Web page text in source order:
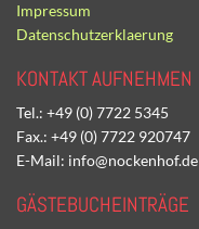
Impressum
Datenschutzerklaerung
KONTAKT AUFNEHMEN
Tel.: +49 (0) 7722 5345
Fax.: +49 (0) 7722 920747
E-Mail: info@nockenhof.de
GÄSTEBUCHEINTRÄGE